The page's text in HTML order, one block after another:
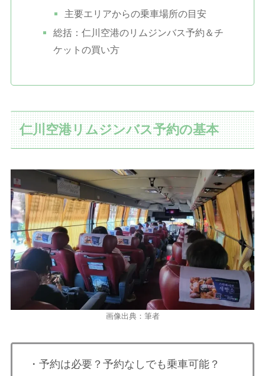
主要エリアからの乗車場所の目安
総括：仁川空港のリムジンバス予約＆チ
ケットの買い方
仁川空港リムジンバス予約の基本
画像出典：筆者
・予約は必要？予約なしでも乗車可能？